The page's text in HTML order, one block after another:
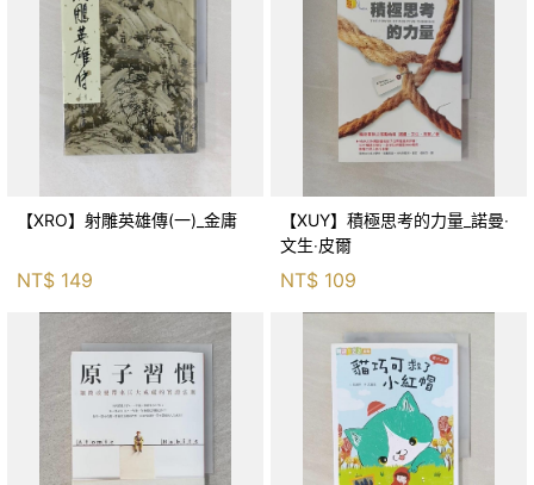
【XRO】射雕英雄傳(一)_金庸
NT$ 149
【XUY】積極思考的力量_諾曼‧
文生‧皮爾
NT$ 109